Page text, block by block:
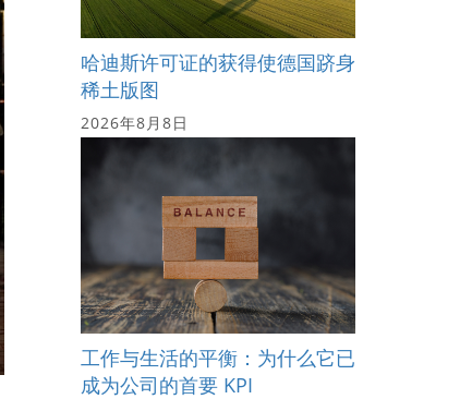
哈迪斯许可证的获得使德国跻身
稀土版图
2026年8月8日
工作与生活的平衡：为什么它已
成为公司的首要 KPI